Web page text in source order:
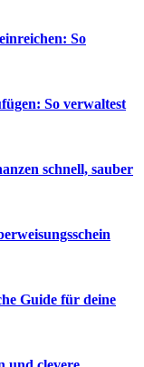
So
So verwaltest
schnell, sauber
Guide für deine